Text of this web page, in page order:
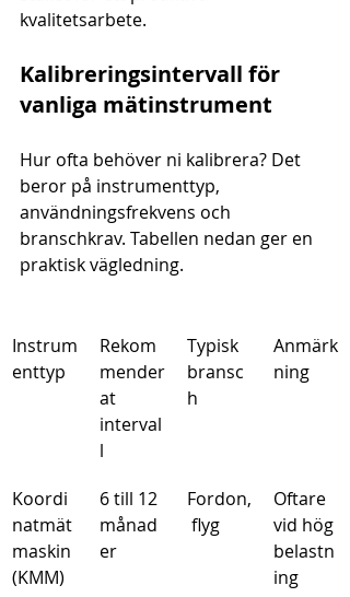
kvalitetsarbete.
Kalibreringsintervall för
vanliga mätinstrument
Hur ofta behöver ni kalibrera? Det
beror på instrumenttyp,
användningsfrekvens och
branschkrav. Tabellen nedan ger en
praktisk vägledning.
Instrum
enttyp
Rekom
mender
at
interval
l
Typisk
bransc
h
Anmärk
ning
Koordi
natmät
maskin
(KMM)
6 till 12
månad
er
Fordon,
flyg
Oftare
vid hög
belastn
ing